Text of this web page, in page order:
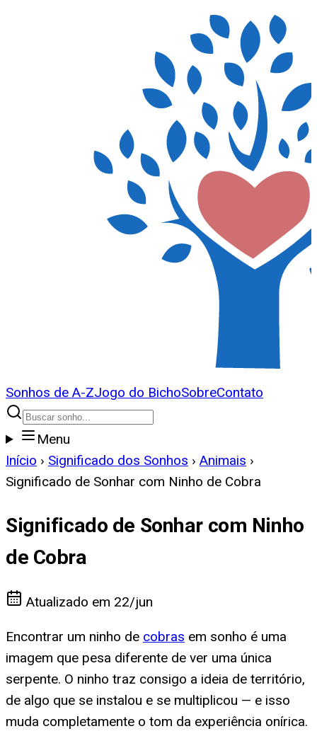
Sonhos de A-ZJogo do BichoSobreContato
Menu
Início › Significado dos Sonhos › Animais ›
Significado de Sonhar com Ninho de Cobra
Significado de Sonhar com Ninho
de Cobra
Atualizado em 22/jun
Encontrar um ninho de cobras em sonho é uma
imagem que pesa diferente de ver uma única
serpente. O ninho traz consigo a ideia de território,
de algo que se instalou e se multiplicou — e isso
muda completamente o tom da experiência onírica.